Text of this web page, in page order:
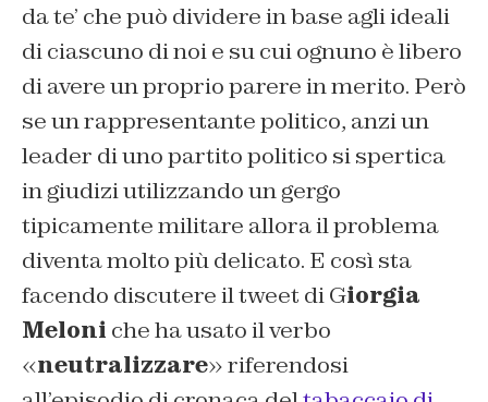
da te’ che può dividere in base agli ideali
di ciascuno di noi e su cui ognuno è libero
di avere un proprio parere in merito. Però
se un rappresentante politico, anzi un
leader di uno partito politico si spertica
in giudizi utilizzando un gergo
tipicamente militare allora il problema
diventa molto più delicato. E così sta
facendo discutere il tweet di Giorgia
Meloni che ha usato il verbo
«neutralizzare» riferendosi